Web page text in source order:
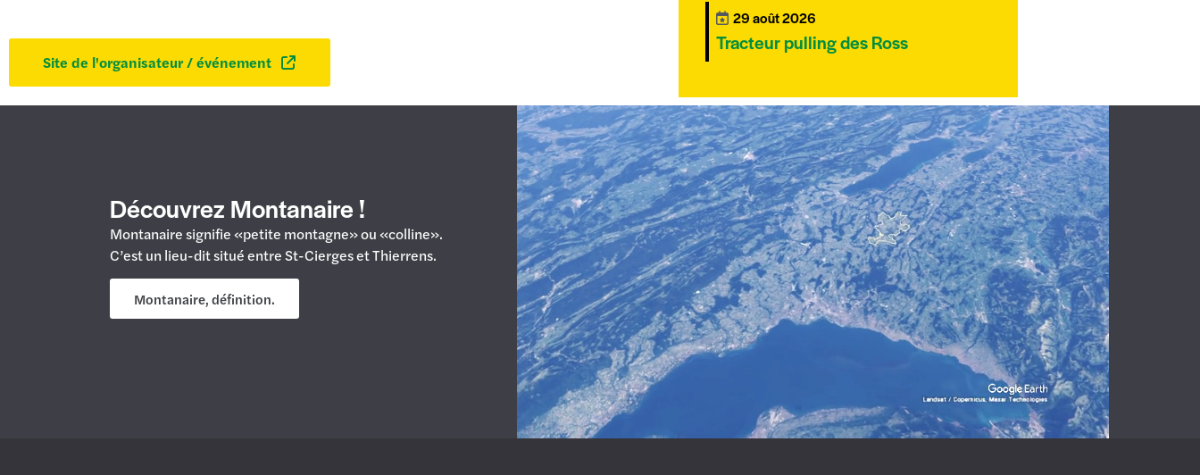
Site de l'organisateur / événement
29 août 2026
Tracteur pulling des Ross
Découvrez Montanaire !
Montanaire signifie «petite montagne» ou «colline».
C’est un lieu-dit situé entre St-Cierges et Thierrens.
Montanaire, définition.